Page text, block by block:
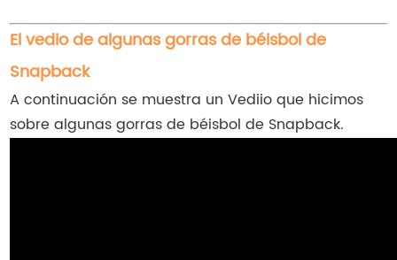
El vedio de algunas gorras de béisbol de
Snapback
A continuación se muestra un Vediio que hicimos
sobre algunas gorras de béisbol de Snapback.